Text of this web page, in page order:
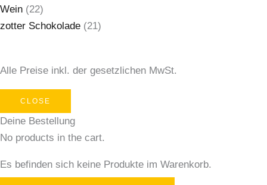
Wein (22)
zotter Schokolade (21)
Alle Preise inkl. der gesetzlichen MwSt.
CLOSE
Deine Bestellung
No products in the cart.
Es befinden sich keine Produkte im Warenkorb.